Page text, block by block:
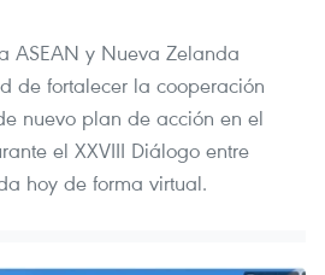
ASEAN y Nueva Zelanda
de fortalecer la cooperación
nuevo plan de acción en el
el XXVIII Diálogo entre
hoy de forma virtual.